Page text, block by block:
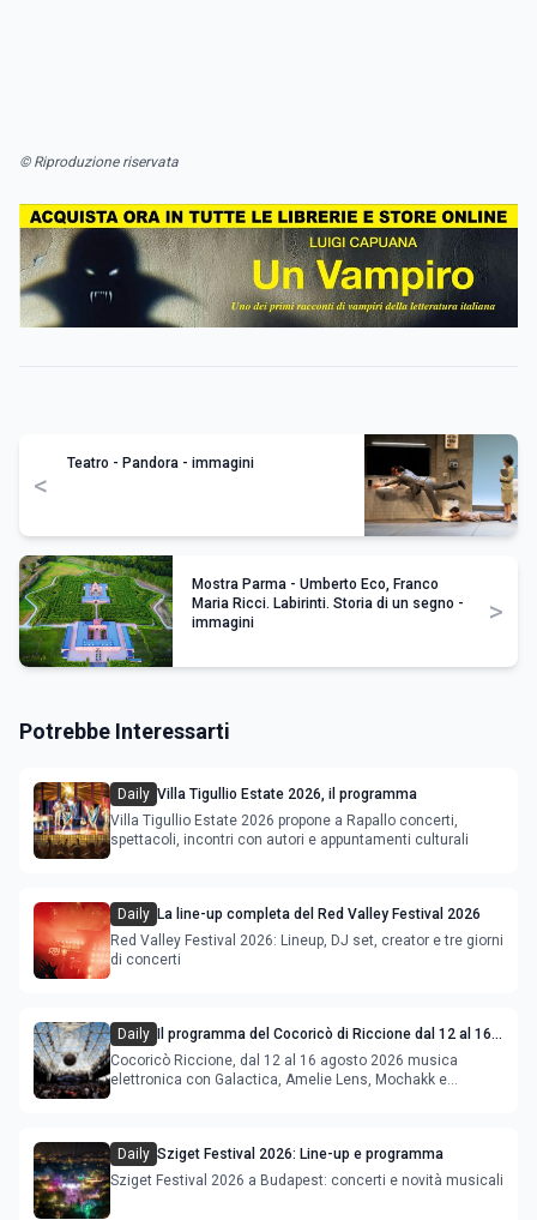
© Riproduzione riservata
<
Teatro - Pandora - immagini
Mostra Parma - Umberto Eco, Franco
Maria Ricci. Labirinti. Storia di un segno -
immagini
>
Potrebbe Interessarti
Daily Villa Tigullio Estate 2026, il programma
Villa Tigullio Estate 2026 propone a Rapallo concerti,
spettacoli, incontri con autori e appuntamenti culturali
Daily La line-up completa del Red Valley Festival 2026
Red Valley Festival 2026: Lineup, DJ set, creator e tre giorni
di concerti
Daily
Il programma del Cocoricò di Riccione dal 12 al 16
agosto 2026
Cocoricò Riccione, dal 12 al 16 agosto 2026 musica
elettronica con Galactica, Amelie Lens, Mochakk e
Daily Sziget Festival 2026: Line-up e programma
Sziget Festival 2026 a Budapest: concerti e novità musicali